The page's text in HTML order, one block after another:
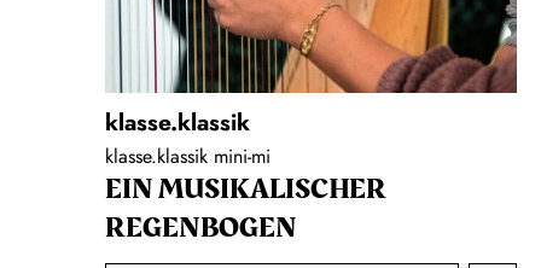
klasse.klassik
klasse.klassik mini-mi
EIN MUSIKALISCHER
REGENBOGEN